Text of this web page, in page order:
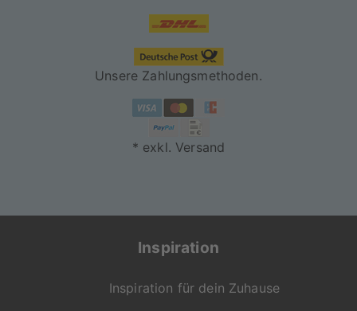
Unsere Zahlungsmethoden.
* exkl. Versand
Inspiration
Inspiration für dein Zuhause